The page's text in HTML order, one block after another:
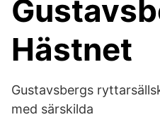
Hästnet
Gustavsbergs
med särskilda